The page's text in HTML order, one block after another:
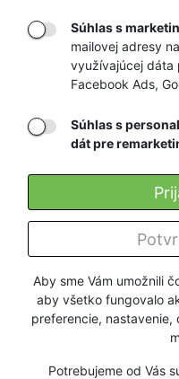
Aby sme Vám umožnili
aby všetko fungovalo
preferencie, nastavenie,
Potrebujeme od Vás
Súhlas s
mailovej adresy
využívajúcej dáta
Facebook Ads,
Súhlas s
dát pre
RÝCHLE
DORUČENIE
Firmy a organizácie